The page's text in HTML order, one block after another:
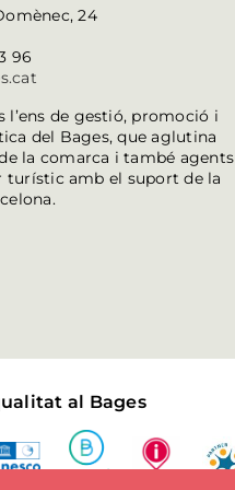
24
96
l’ens de gestió, promoció i
del Bages, que aglutina
la comarca i també agents
turístic amb el suport de la
al Bages